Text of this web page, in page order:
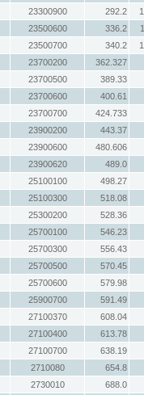
23300900 292.2
23500600 336.2
23500700 340.2
23700200
362.327
23700500
389.33
23700600
400.61
23700700
424.733
23900200
443.37
23900600
480.606
23900620
489.0
25100100
498.27
25100300
518.08
25300200
528.36
25700100
546.23
25700300
556.43
25700500
570.45
25700600
579.98
25900700
591.49
27100370
608.04
27100400
613.78
27100700
638.19
2710080
654.8
2730010
688.0